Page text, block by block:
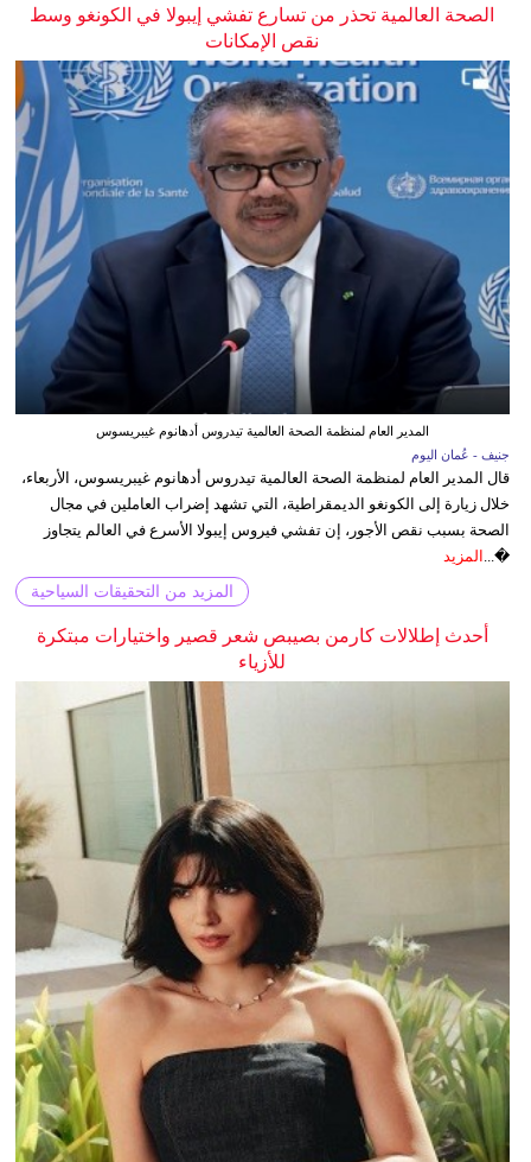
الصحة العالمية تحذر من تسارع تفشي إيبولا في الكونغو وسط
نقص الإمكانات
المدير العام لمنظمة الصحة العالمية تيدروس أدهانوم غيبريسوس
جنيف - عُمان اليوم
قال المدير العام لمنظمة الصحة العالمية تيدروس أدهانوم غيبريسوس، الأربعاء،
خلال زيارة إلى الكونغو الديمقراطية، التي تشهد إضراب العاملين في مجال
الصحة بسبب نقص الأجور، إن تفشي فيروس إيبولا الأسرع في العالم يتجاوز
�... المزيد
المزيد من التحقيقات السياحية
أحدث إطلالات كارمن بصيبص شعر قصير واختيارات مبتكرة
للأزياء